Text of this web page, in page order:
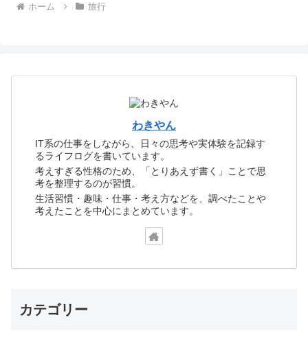
ホーム 旅行
わきやん
IT系の仕事をしながら、日々の思考や実体験を記録す
るライフログを書いています。
考えすぎる性格のため、「とりあえず書く」ことで思
考を整理するのが習慣。
生活習慣・趣味・仕事・考え方などを、調べたことや
考えたことを中心にまとめています。
カテゴリー